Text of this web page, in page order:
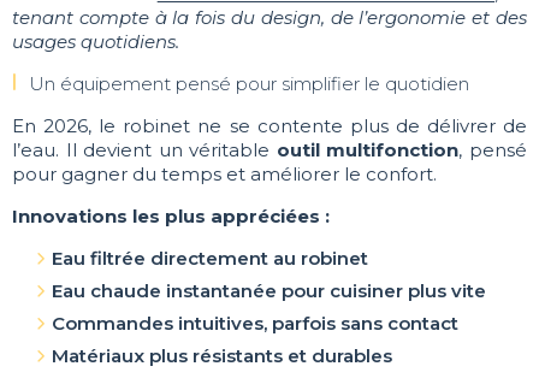
tenant compte à la fois du design, de l’ergonomie et des
usages quotidiens.
Un équipement pensé pour simplifier le quotidien
En 2026, le robinet ne se contente plus de délivrer de
l’eau. Il devient un véritable outil multifonction, pensé
pour gagner du temps et améliorer le confort.
Innovations les plus appréciées :
Eau filtrée directement au robinet
Eau chaude instantanée pour cuisiner plus vite
Commandes intuitives, parfois sans contact
Matériaux plus résistants et durables